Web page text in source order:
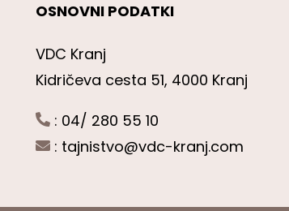
OSNOVNI PODATKI
VDC Kranj
Kidričeva cesta 51, 4000 Kranj
: 04/ 280 55 10
: tajnistvo@vdc-kranj.com